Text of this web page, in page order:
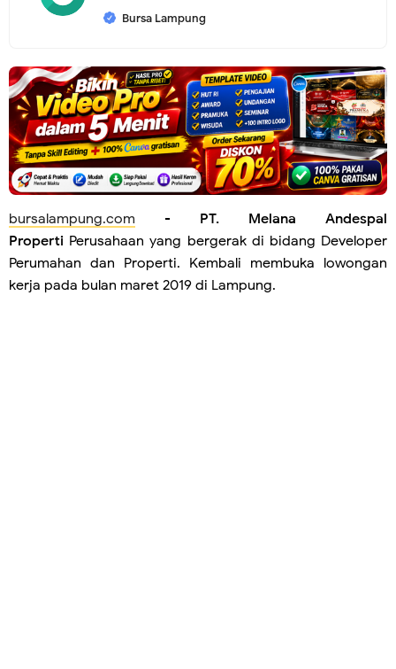
Bursa Lampung
bursalampung.com - PT. Melana Andespal
Properti Perusahaan yang bergerak di bidang Developer
Perumahan dan Properti. Kembali membuka lowongan
kerja pada bulan maret 2019 di Lampung.